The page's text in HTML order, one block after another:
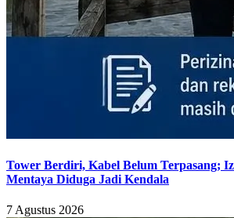
Tower Berdiri, Kabel Belum Terpasang;
Mentaya Diduga Jadi Kendala
7 Agustus 2026